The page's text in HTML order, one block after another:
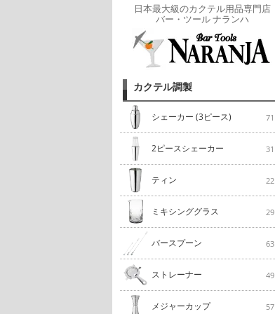
日本最大級のカクテル用品専門店
バー・ツール ナランハ
カクテル調製
シェーカー (3ピース) 71
2ピースシェーカー 31
ティン 22
ミキシンググラス 29
バースプーン 63
ストレーナー 49
メジャーカップ 57